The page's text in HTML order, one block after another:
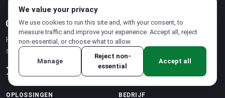
Het soevereine cloudplatform voor
serviceproviders wereldwijd.
OPLOSSINGEN BEDRIJF
We value your privacy
We use cookies to run this site and, with your consent, to
measure traffic and improve your experience. Accept all, reject
non-essential, or choose what to allow.
Manage
Reject non-
essential
Accept all